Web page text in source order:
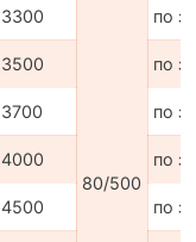
80/500
3300 по
3500 по
3700 по
4000 по
4500 по